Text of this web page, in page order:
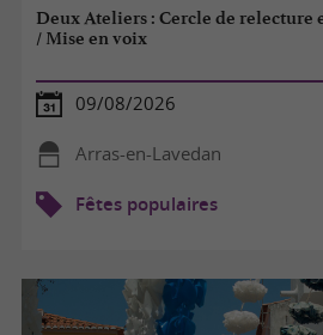
Deux Ateliers : Cercle de relecture
/ Mise en voix
09/08/2026
Arras-en-Lavedan
Fêtes populaires